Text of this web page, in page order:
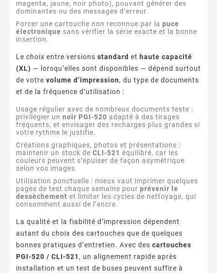
magenta, jaune, noir photo), pouvant générer des
dominantes ou des messages d’erreur.
Forcer une cartouche non reconnue par la puce
électronique sans vérifier la série exacte et la bonne
insertion.
Le choix entre versions standard et haute capacité
(XL) — lorsqu’elles sont disponibles — dépend surtout
de votre volume d’impression, du type de documents
et de la fréquence d’utilisation :
Usage régulier avec de nombreux documents texte :
privilégier un noir PGI-520 adapté à des tirages
fréquents, et envisager des recharges plus grandes si
votre rythme le justifie.
Créations graphiques, photos et présentations :
maintenir un stock de CLI-521 équilibré, car les
couleurs peuvent s’épuiser de façon asymétrique
selon vos images.
Utilisation ponctuelle : mieux vaut imprimer quelques
pages de test chaque semaine pour prévenir le
dessèchement et limiter les cycles de nettoyage, qui
consomment aussi de l’encre.
La qualité et la fiabilité d’impression dépendent
autant du choix des cartouches que de quelques
bonnes pratiques d’entretien. Avec des cartouches
PGI-520 / CLI-521 , un alignement rapide après
installation et un test de buses peuvent suffire à